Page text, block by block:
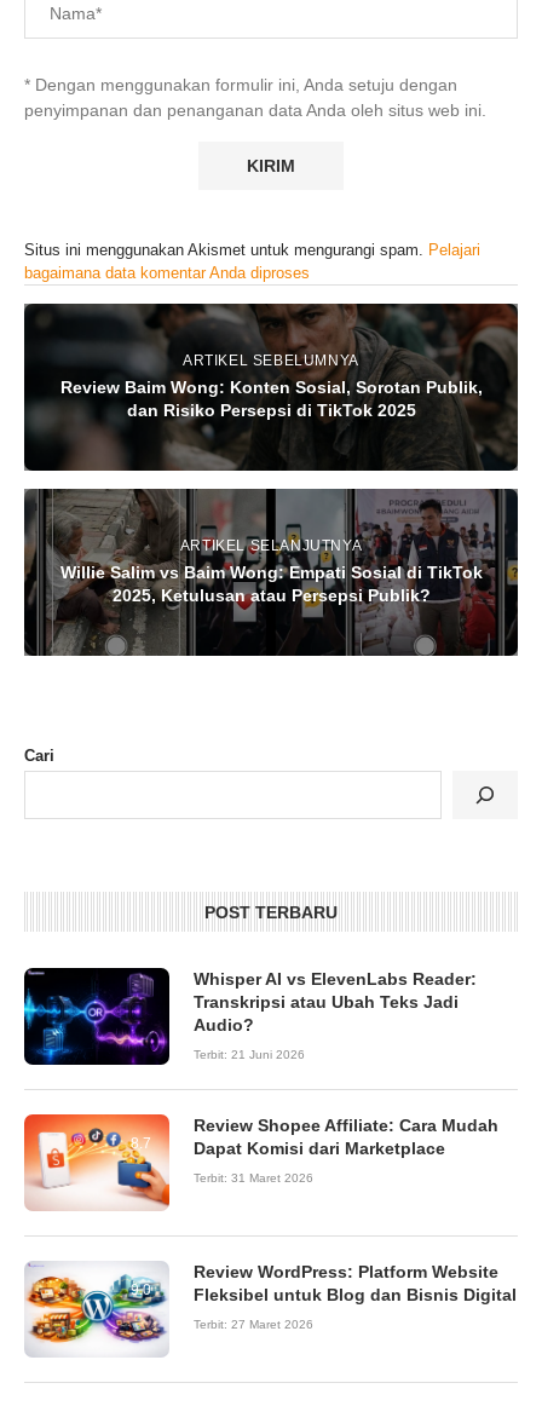
* Dengan menggunakan formulir ini, Anda setuju dengan
penyimpanan dan penanganan data Anda oleh situs web ini.
Situs ini menggunakan Akismet untuk mengurangi spam.
Pelajari
bagaimana data komentar Anda diproses
ARTIKEL SEBELUMNYA
Review Baim Wong: Konten Sosial, Sorotan Publik,
dan Risiko Persepsi di TikTok 2025
ARTIKEL SELANJUTNYA
Willie Salim vs Baim Wong: Empati Sosial di TikTok
2025, Ketulusan atau Persepsi Publik?
Cari
POST TERBARU
Whisper AI vs ElevenLabs Reader:
Transkripsi atau Ubah Teks Jadi
Audio?
Terbit: 21 Juni 2026
8.7
Review Shopee Affiliate: Cara Mudah
Dapat Komisi dari Marketplace
Terbit: 31 Maret 2026
9.0
Review WordPress: Platform Website
Fleksibel untuk Blog dan Bisnis Digital
Terbit: 27 Maret 2026